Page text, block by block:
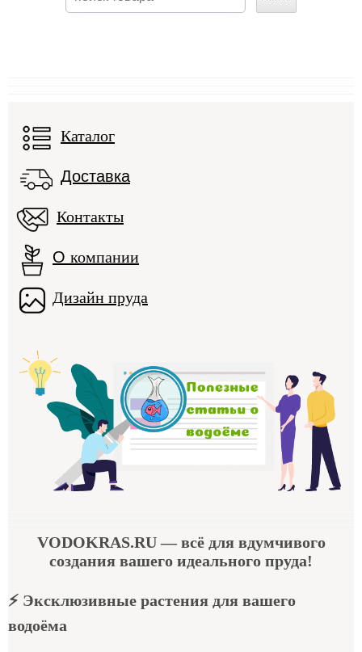
Каталог
Доставка
Контакты
О компании
Дизайн пруда
VODOKRAS.RU— всё для вдумчивого
создания вашего идеального пруда!
⚡ Эксклюзивные растения для вашего
водоёма